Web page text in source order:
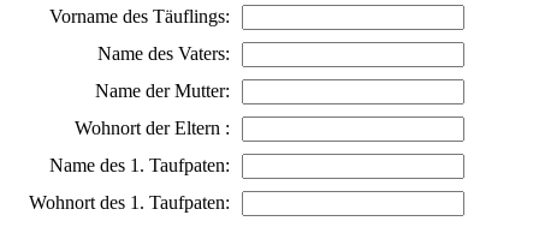
Vorname des Täuflings:
Name des Vaters:
Name der Mutter:
Wohnort der Eltern :
Name des 1. Taufpaten:
Wohnort des 1. Taufpaten: